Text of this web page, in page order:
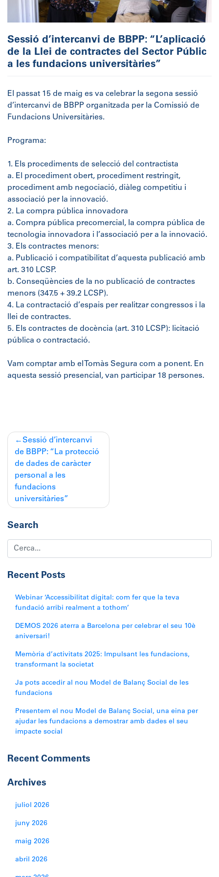
Sessió d’intercanvi de BBPP: “L’aplicació
de la Llei de contractes del Sector Públic
a les fundacions universitàries”
El passat 15 de maig es va celebrar la segona sessió
d’intercanvi de BBPP organitzada per la Comissió de
Fundacions Universitàries.
Programa:
1. Els procediments de selecció del contractista
a. El procediment obert, procediment restringit,
procediment amb negociació, diàleg competitiu i
associació per la innovació.
2. La compra pública innovadora
a. Compra pública precomercial, la compra pública de
tecnologia innovadora i l’associació per a la innovació.
3. Els contractes menors:
a. Publicació i compatibilitat d’aquesta publicació amb
art. 310 LCSP.
b. Conseqüències de la no publicació de contractes
menors (347.5 + 39.2 LCSP).
4. La contractació d’espais per realitzar congressos i la
llei de contractes.
5. Els contractes de docència (art. 310 LCSP): licitació
pública o contractació.
Vam comptar amb el Tomàs Segura com a ponent. En
aquesta sessió presencial, van participar 18 persones.
Navegació
d'entrades
Sessió d’intercanvi
de BBPP: “La protecció
de dades de caràcter
personal a les
fundacions
universitàries”
Search
Recent Posts
Webinar ‘Accessibilitat digital: com fer que la teva
fundació arribi realment a tothom’
DEMOS 2026 aterra a Barcelona per celebrar el seu 10è
aniversari!
Memòria d’activitats 2025: Impulsant les fundacions,
transformant la societat
Ja pots accedir al nou Model de Balanç Social de les
fundacions
Presentem el nou Model de Balanç Social, una eina per
ajudar les fundacions a demostrar amb dades el seu
impacte social
Recent Comments
Archives
juliol 2026
juny 2026
maig 2026
abril 2026